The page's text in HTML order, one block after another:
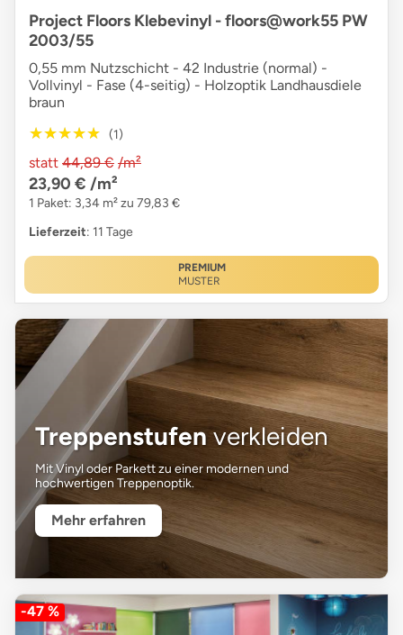
Project Floors Klebevinyl - floors@work55 PW
2003/55
0,55 mm Nutzschicht - 42 Industrie (normal) -
Vollvinyl - Fase (4-seitig) - Holzoptik Landhausdiele
braun
★★★★★
★★★★★ (1)
statt 44,89 € /m²
23,90 € /m²
1 Paket: 3,34 m² zu 79,83 €
Lieferzeit: 11 Tage
PREMIUM
MUSTER
Treppenstufenverkleiden
Mit Vinyl oder Parkett zu einer modernen und
hochwertigen Treppenoptik.
Mehr erfahren
-47 %